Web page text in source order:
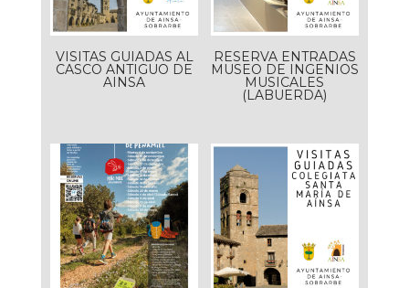
VISITAS GUIADAS AL
CASCO ANTIGUO DE
AINSA
RESERVA ENTRADAS
MUSEO DE INGENIOS
MUSICALES
(LABUERDA)